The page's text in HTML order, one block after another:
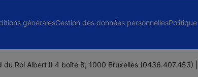
généralesGestion des données personnelles
du Roi Albert II 4 boîte 8, 1000 Bruxelles